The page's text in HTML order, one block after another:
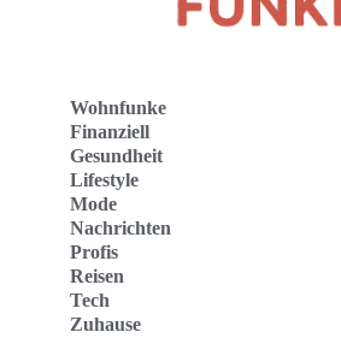
Wohnfunke
Finanziell
Gesundheit
Lifestyle
Mode
Nachrichten
Profis
Reisen
Tech
Zuhause